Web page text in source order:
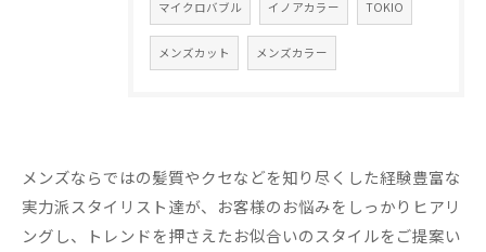
マイクロバブル イノアカラー TOKIO
メンズカット メンズカラー
メンズならではの髪質やクセなどを知り尽くした経験豊富な
実力派スタイリスト達が、お客様のお悩みをしっかりヒアリ
ングし、トレンドを押さえたお似合いのスタイルをご提案い